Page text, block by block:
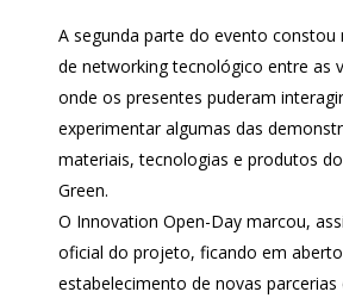
A segunda parte do evento
de networking tecnológico entre as
onde os presentes puderam
experimentar algumas das
materiais, tecnologias e produtos
Green.
O Innovation Open-Day marcou,
oficial do projeto, ficando em
estabelecimento de novas